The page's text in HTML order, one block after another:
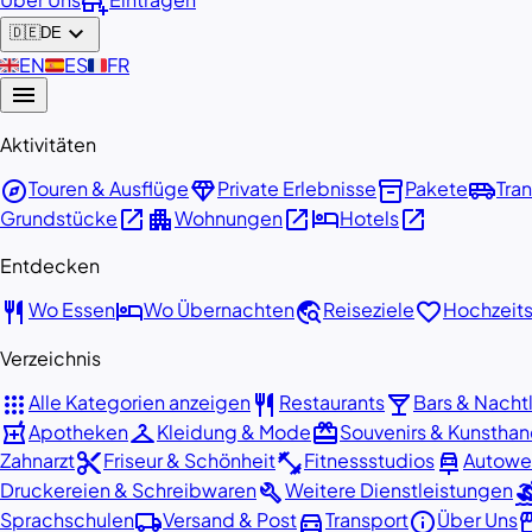
🇩🇪DE expand_more
🇬🇧EN🇪🇸ES🇫🇷FR
menu
Aktivitäten
exploreTouren & AusflügediamondPrivate Erlebnisseinventory_2Paketeairport_shuttle
Grundstückeopen_in_new apartmentWohnungenopen_in_newhotelHotelsopen_in_new
Entdecken
restaurant Wo EssenhotelWo Übernachtentravel_exploreReisezielefavorite
Verzeichnis
appsAlle Kategorien anzeigenrestaurant Restaurantslocal_barBars &
local_pharmacyApothekencheckroomKleidung & ModeredeemSouvenirs &
Zahnarztcontent_cutFriseur & Schönheitfitness_centerFitnessstudioscar_repair
Druckereien & SchreibwarenbuildWeitere Dienstleistungen
Sprachschulenlocal_shippingVersand & Postdirections_carTransportinfoÜber Uns